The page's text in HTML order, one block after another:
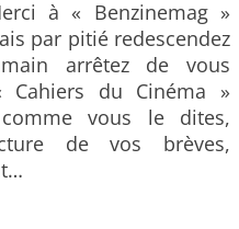
à « Benzinemag »
par pitié redescendez
arrêtez de vous
du Cinéma »
vous le dites,
de vos brèves,